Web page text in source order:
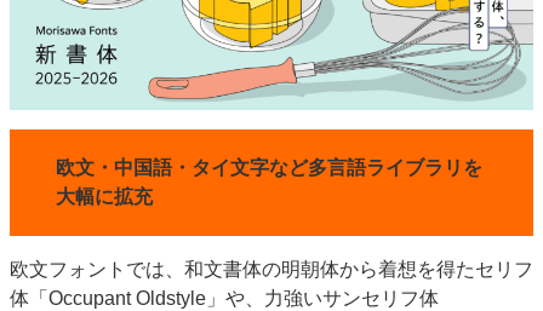
欧文・中国語・タイ文字など多言語ライブラリを
大幅に拡充
欧文フォントでは、和文書体の明朝体から着想を得たセリフ
体「Occupant Oldstyle」や、力強いサンセリフ体